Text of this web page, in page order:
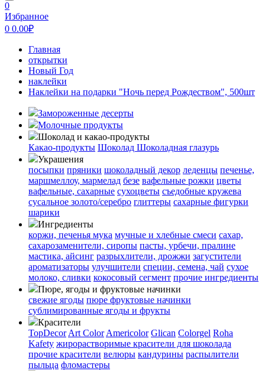
0
Избранное
0 0.00₽
Главная
открытки
Новый Год
наклейки
Наклейки на подарки "Ночь перед Рождеством", 500шт
Замороженные десерты
Молочные продукты
Шоколад и какао-продукты
Какао-продукты Шоколад Шоколадная глазурь
Украшения
посыпки пряники шоколадный декор леденцы печенье,
маршмеллоу, мармелад безе вафельные рожки цветы
вафельные, сахарные сухоцветы съедобные кружева
сусальное золото/серебро глиттеры сахарные фигурки
шарики
Ингредиенты
коржи, печенья мука мучные и хлебные смеси сахар,
сахарозаменители, сиропы пасты, урбечи, пралине
мастика, айсинг разрыхлители, дрожжи загустители
ароматизаторы улучшители специи, семена, чай сухое
молоко, сливки кокосовый сегмент прочие ингредиенты
Пюре, ягоды и фруктовые начинки
свежие ягоды пюре фруктовые начинки
сублимированные ягоды и фрукты
Красители
TopDecor Art Color Americolor Glican Colorgel Roha
Kafety жирорастворимые красители для шоколада
прочие красители велюры кандурины распылители
пыльца фломастеры